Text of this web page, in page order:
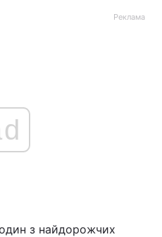
Реклама
з найдорожчих